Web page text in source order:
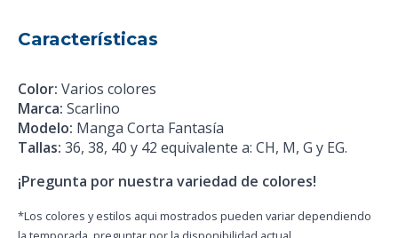
Características
Color: Varios colores
Marca: Scarlino
Modelo: Manga Corta Fantasía
Tallas: 36, 38, 40 y 42 equivalente a: CH, M, G y EG.
¡Pregunta por nuestra variedad de colores!
*Los colores y estilos aqui mostrados pueden variar dependiendo